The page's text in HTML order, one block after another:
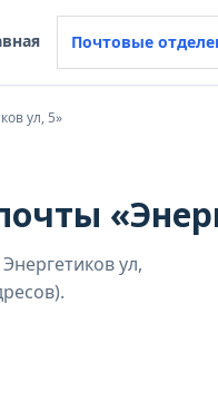
Почтовые
ул, 5»
ул,